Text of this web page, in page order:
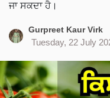
ਜਾ ਸਕਦਾ ਹੈ।
Gurpreet Kaur Virk
Tuesday, 22 July